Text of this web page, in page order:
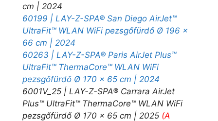
cm | 2024
60199 | LAY-Z-SPA® San Diego AirJet™
UltraFit™ WLAN WiFi pezsgőfürdő Ø 196 x
66 cm | 2024
60263 | LAY-Z-SPA® Paris AirJet Plus™
UltraFit™ ThermaCore™ WLAN WiFi
pezsgőfürdő Ø 170 x 65 cm | 2024
6001V_25 | LAY-Z-SPA® Carrara AirJet
Plus™ UltraFit™ ThermaCore™ WLAN WiFi
pezsgőfürdő Ø 170 x 65 cm | 2025 (A